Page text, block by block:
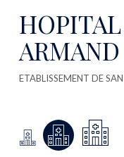
ETABLISSEMENT DE